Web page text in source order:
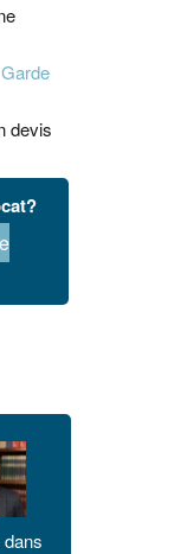
devis